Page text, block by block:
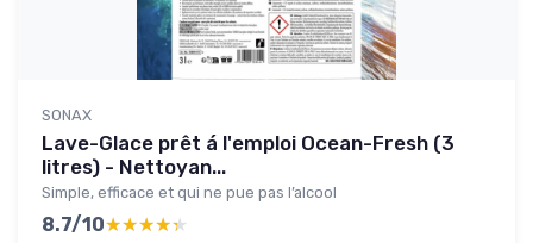
SONAX
Lave-Glace prêt á l'emploi Ocean-Fresh (3
litres) - Nettoyan...
Simple, efficace et qui ne pue pas l’alcool
8.7/10★★★★★
★★★★★